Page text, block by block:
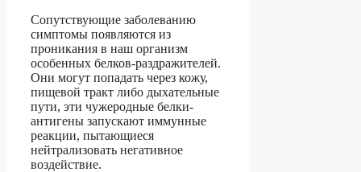
Сопутствующие заболеванию
симптомы появляются из
проникания в наш организм
особенных белков-раздражителей.
Они могут попадать через кожу,
пищевой тракт либо дыхательные
пути, эти чужеродные белки-
антигены запускают иммунные
реакции, пытающиеся
нейтрализовать негативное
воздействие.